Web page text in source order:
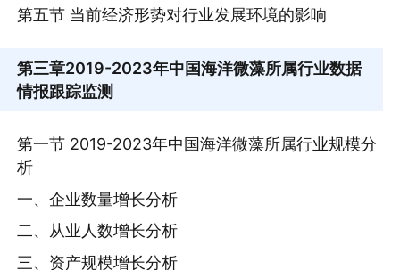
第五节 当前经济形势对行业发展环境的影响
第三章2019-2023年中国海洋微藻所属行业数据
情报跟踪监测
第一节 2019-2023年中国海洋微藻所属行业规模分
析
一、企业数量增长分析
二、从业人数增长分析
三、资产规模增长分析